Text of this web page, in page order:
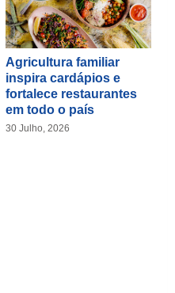
Agricultura familiar
inspira cardápios e
fortalece restaurantes
em todo o país
30 Julho, 2026